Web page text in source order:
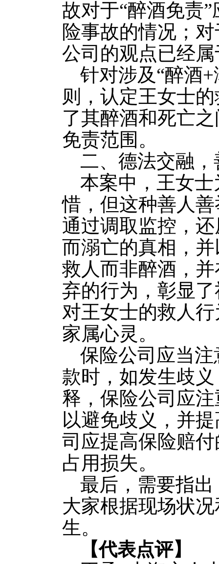
故对于“醉酒免责
险事故的情况；
公司的观点已经
针对涉及“醉酒
则，认定王女士
了其醉酒和死亡
免责范围。
二、德法交融
本案中，王女
惜，但这种善人
通过调取监控，
而溺亡的真相，
救人而非醉酒，
弃的行为，彰显
对王女士的救人
家属心灵。
保险公司应当
款时，如发生歧
释，保险公司应
以避免歧义，并
司应提高保险赔
占用损失。
最后，需要指
大家根据现场状
生。
【代表点评】